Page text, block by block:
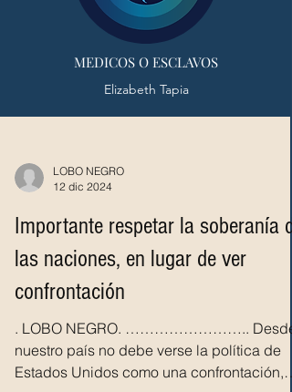
MEDICOS O ESCLAVOS
Elizabeth Tapia
LOBO NEGRO
12 dic 2024
Importante respetar la soberanía de
las naciones, en lugar de ver
confrontación
. LOBO NEGRO. …………………….. Desde
nuestro país no debe verse la política de
Estados Unidos como una confrontación,